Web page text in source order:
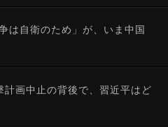
は自衛のため」が、いま中国
計画中止の背後で、習近平はど